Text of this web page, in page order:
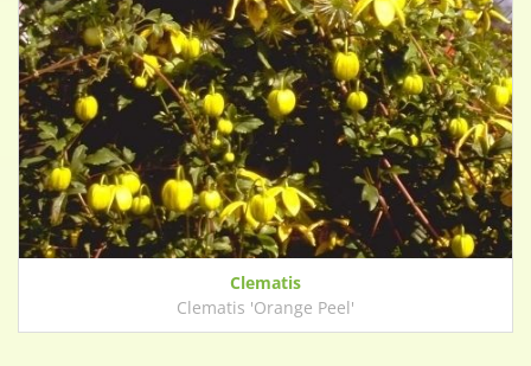
Clematis
Clematis 'Orange Peel'